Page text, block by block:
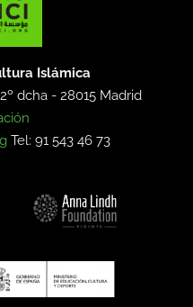
Islámica
dcha -28015 Madrid
Tel: 91 543 46 73